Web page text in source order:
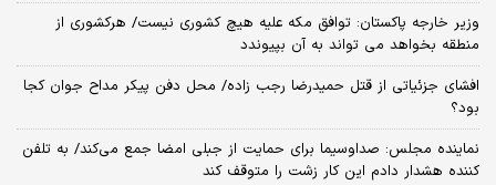
وزیر خارجه پاکستان: توافق مکه علیه هیچ کشوری نیست/ هرکشوری از
منطقه بخواهد می تواند به آن بپیوندد
افشای جزئیاتی از قتل حمیدرضا رجب زاده/ محل دفن پیکر مداح جوان کجا
بود؟
نماینده مجلس: صداوسیما برای حمایت از جبلی امضا جمع می‌کند/ به تلفن
کننده هشدار دادم این کار زشت را متوقف کند